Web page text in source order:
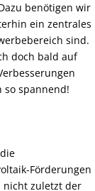
benötigen wir
ein zentrales
sind.
doch bald auf
so spannend!
Förderungen
nicht zuletzt der